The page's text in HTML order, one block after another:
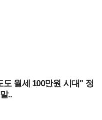
도 월세 100만원 시대" 정
..